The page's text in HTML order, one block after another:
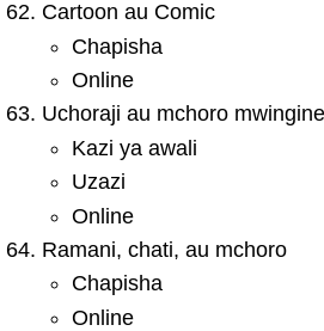
Cartoon au Comic
Chapisha
Online
Uchoraji au mchoro
Kazi ya awali
Uzazi
Online
Ramani, chati, au mchoro
Chapisha
Online